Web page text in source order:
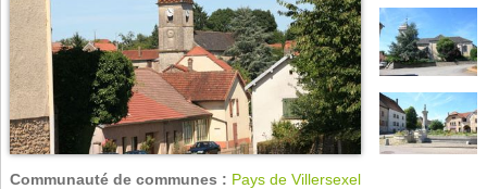
Communauté de communes : Pays de Villersexel